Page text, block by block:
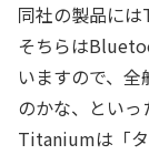
同社の製品に
そちらは
いますので、
のかな、といっ
Titaniumは「タ